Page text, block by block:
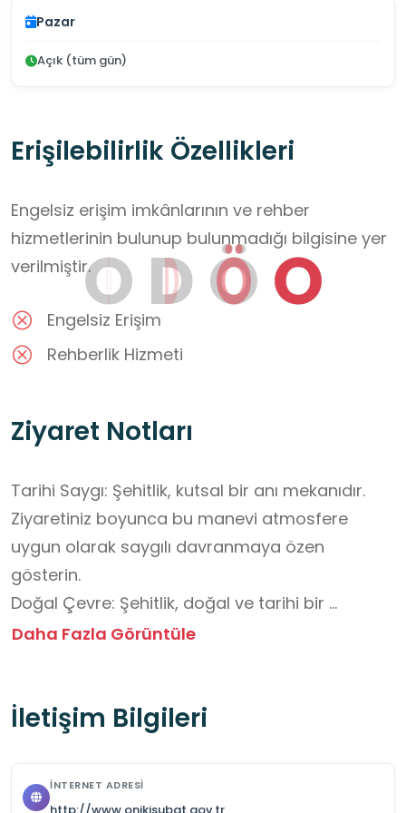
O DÖO
Pazar
Açık (tüm gün)
Erişilebilirlik Özellikleri
Engelsiz erişim imkânlarının ve rehber
hizmetlerinin bulunup bulunmadığı bilgisine yer
verilmiştir.
Engelsiz Erişim
Rehberlik Hizmeti
Ziyaret Notları
Tarihi Saygı: Şehitlik, kutsal bir anı mekanıdır.
Ziyaretiniz boyunca bu manevi atmosfere
uygun olarak saygılı davranmaya özen
gösterin.
Doğal Çevre: Şehitlik, doğal ve tarihi bir
dokunun içinde yer alır. Çevreyi temiz tutun ve
fotoğraflarını çekerken ziyaretin manevi ruhuna
sınırlamayın. Süleymanlı'nın tarihi taş evleri, dar
Daha Fazla Görüntüle
İletişim Bilgileri
İNTERNET ADRESI